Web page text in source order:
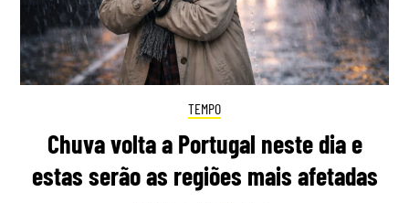
TEMPO
Chuva volta a Portugal neste dia e
estas serão as regiões mais afetadas